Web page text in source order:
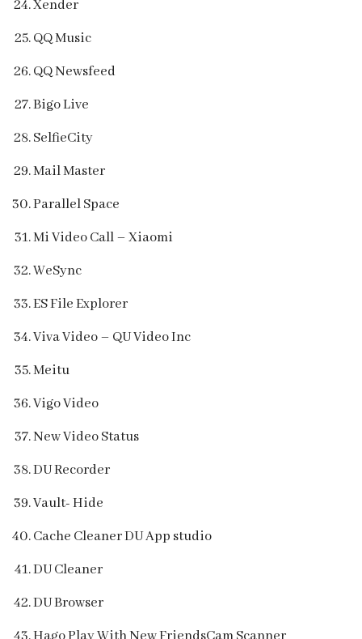
Xender
QQ Music
QQ Newsfeed
Bigo Live
SelfieCity
Mail Master
Parallel Space
Mi Video Call – Xiaomi
WeSync
ES File Explorer
Viva Video – QU Video Inc
Meitu
Vigo Video
New Video Status
DU Recorder
Vault- Hide
Cache Cleaner DU App studio
DU Cleaner
DU Browser